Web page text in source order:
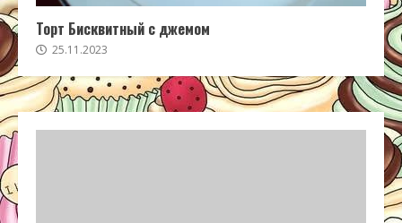
Торт Бисквитный с джемом
25.11.2023